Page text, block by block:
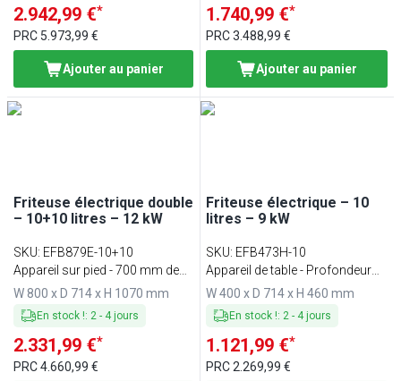
2.942,99 €*
PRC 5.973,99 €
Ajouter au panier
1.740,99 €*
PRC3.488,99 €
Ajouter au panier
Friteuse électrique double
– 10+10 litres – 12 kW
SKU: EFB879E-10+10
Appareil sur pied - 700 mm de
profondeur
W 800 x D 714 x H 1070 mm
En stock !: 2- 4 jours
2.331,99 €*
PRC4.660,99 €
Friteuse électrique – 10
litres – 9 kW
SKU: EFB473H-10
Appareil de table - Profondeur
700
W 400 x D 714 x H 460 mm
En stock !: 2 - 4 jours
1.121,99 €*
PRC2.269,99 €